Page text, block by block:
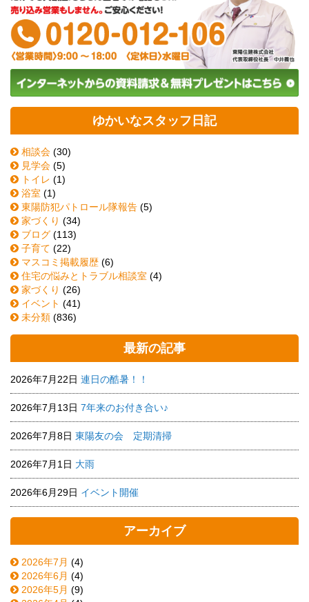
ゆかいなスタッフ日記
相談会 (30)
見学会 (5)
トイレ (1)
浴室 (1)
東陽防犯パトロール隊報告 (5)
家づくり (34)
ブログ (113)
子育て (22)
マスコミ掲載履歴 (6)
住宅の悩みとトラブル相談室 (4)
家づくり (26)
イベント (41)
未分類 (836)
最新の記事
2026年7月22日 連日の酷暑！！
2026年7月13日 7年来のお付き合い♪
2026年7月8日 東陽友の会 定期清掃
2026年7月1日 大雨
2026年6月29日 イベント開催
アーカイブ
2026年7月 (4)
2026年6月 (4)
2026年5月 (9)